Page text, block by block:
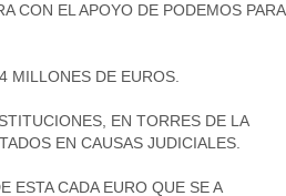
CON EL APOYO DE PODEMOS PARA
MILLONES DE EUROS.
EN TORRES DE LA
EN CAUSAS JUDICIALES.
ESTA CADA EURO QUE SE A